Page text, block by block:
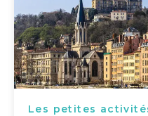
Les petites